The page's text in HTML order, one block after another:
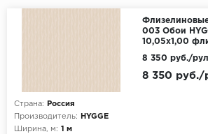
003 Обои
10,05x1,00
Страна:
Россия
Производитель:
HYGGE
Ширина, м: 1 м
8 350 руб./
8 350 руб./рул